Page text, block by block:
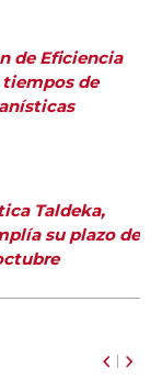
de Eficiencia
de
Taldeka,
su plazo de